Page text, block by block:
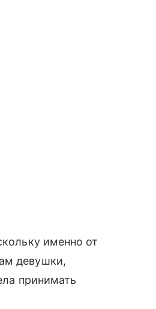
именно от
девушки,
принимать